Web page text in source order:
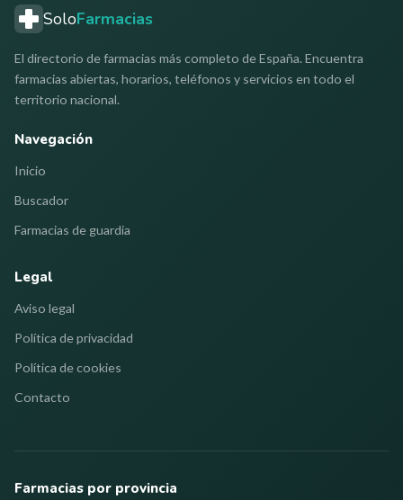
SoloFarmacias
El directorio de farmacias más completo de España. Encuentra
farmacias abiertas, horarios, teléfonos y servicios en todo el
territorio nacional.
Navegación
Inicio
Buscador
Farmacias de guardia
Legal
Aviso legal
Política de privacidad
Política de cookies
Contacto
Farmacias por provincia